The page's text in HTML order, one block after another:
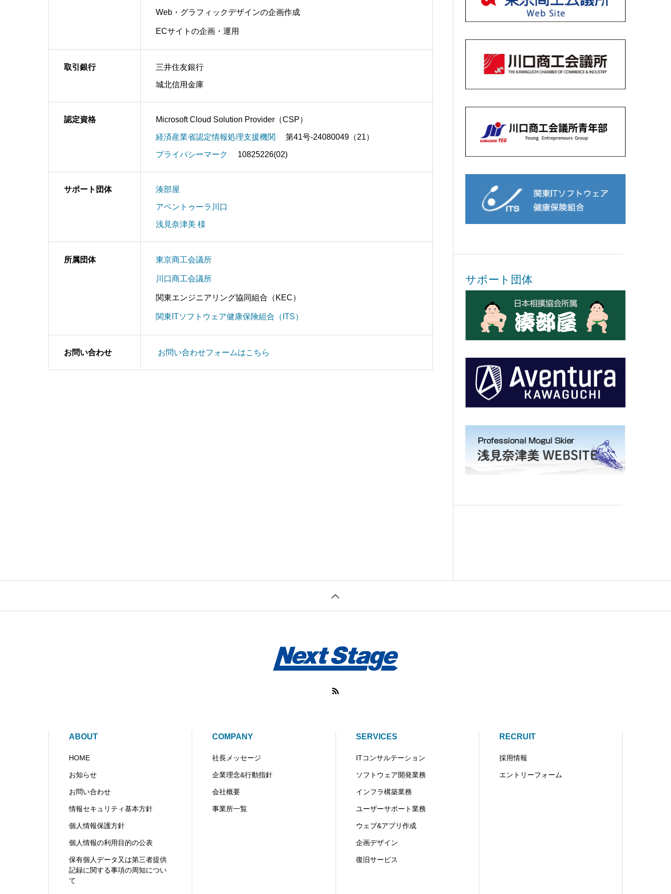
Web・グラフィックデザインの企画作成
ECサイトの企画・運用
取引銀行 三井住友銀行
城北信用金庫
認定資格 Microsoft Cloud Solution Provider（CSP）
経済産業省認定情報処理支援機関 第41号‐24080049（21）
プライバシーマーク 10825226(02)
サポート団体 湊部屋
アベントゥーラ川口
浅見奈津美 様
所属団体 東京商工会議所
川口商工会議所
関東エンジニアリング協同組合（KEC）
関東ITソフトウェア健康保険組合（ITS）
お問い合わせ お問い合わせフォームはこちら
サポート団体
ABOUT
HOME
お知らせ
お問い合わせ
情報セキュリティ基本方針
個人情報保護方針
個人情報の利用目的の公表
保有個人データ又は第三者提供
記録に関する事項の周知につい
て
COMPANY
社長メッセージ
企業理念&行動指針
会社概要
事業所一覧
SERVICES
ITコンサルテーション
ソフトウェア開発業務
インフラ構築業務
ユーザーサポート業務
ウェブ&アプリ作成
企画デザイン
復旧サービス
RECRUIT
採用情報
エントリーフォーム